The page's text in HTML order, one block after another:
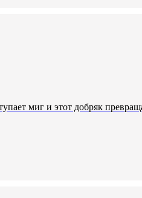
миг и этот добряк